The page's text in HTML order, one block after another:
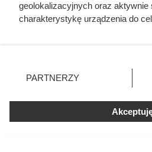
Doprowadził do
geolokalizacyjnych oraz aktywnie
charakterystykę urządzenia do
zmienić/wycofać klikając
znajdujący się w lewym dolnym
rodzaje przetwarzania danych
użytkownika, ale masz prawo
przetwarzaniu. Preferencje będą
PARTNERZY